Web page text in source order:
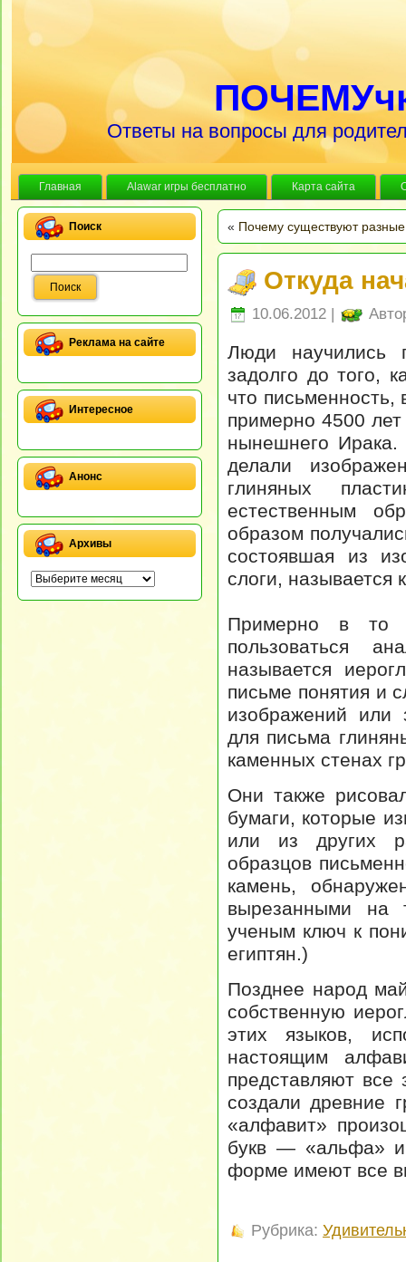
Ответы на вопросы для
Главная Alawar игры бесплатно Карта сайта
Поиск
Реклама на сайте
Интересное
Анонс
Архивы
« Почему существуют
Откуда
10.06.2012 |
Люди научились
задолго до того,
что письменность,
примерно 4500
нынешнего
делали
глиняных
естественным
образом
состоявшая из
слоги, называется
Примерно в то
пользоваться
называется
письме понятия и
изображений или
для письма
каменных стенах
Они также
бумаги, которые
или из других
образцов
камень,
вырезанными на
ученым ключ к
египтян.)
Позднее народ
собственную
этих языков,
настоящим
представляют
создали древние
«алфавит»
букв — «альфа» и
форме имеют все
Рубрика: